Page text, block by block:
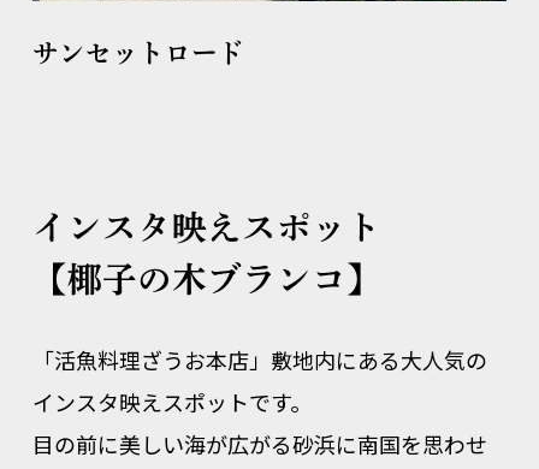
サンセットロード
インスタ映えスポット
【椰子の木ブランコ】
「活魚料理ざうお本店」敷地内にある大人気の
インスタ映えスポットです。
目の前に美しい海が広がる砂浜に南国を思わせ